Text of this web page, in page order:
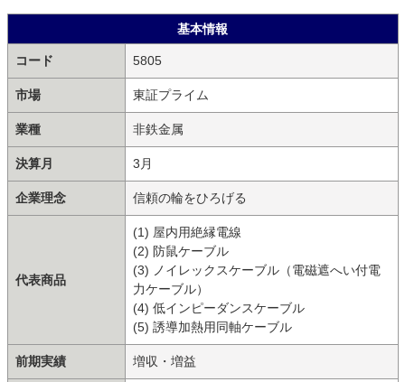
基本情報
コード 5805
市場 東証プライム
業種 非鉄金属
決算月 3月
企業理念 信頼の輪をひろげる
代表商品
(1) 屋内用絶縁電線
(2) 防鼠ケーブル
(3) ノイレックスケーブル（電磁遮へい付電
力ケーブル）
(4) 低インピーダンスケーブル
(5) 誘導加熱用同軸ケーブル
前期実績 増収・増益